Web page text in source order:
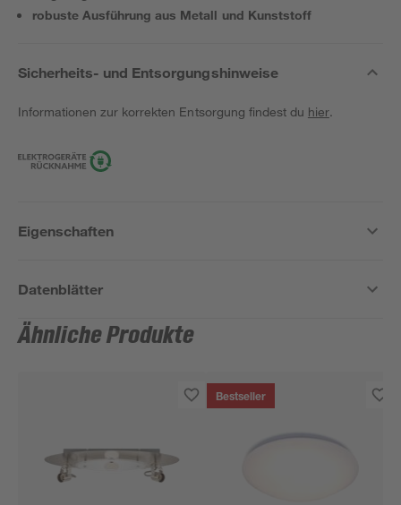
robuste Ausführung aus Metall und Kunststoff
Sicherheits- und Entsorgungshinweise
Informationen zur korrekten Entsorgung findest du hier.
Eigenschaften
Datenblätter
Ähnliche Produkte
Bestseller